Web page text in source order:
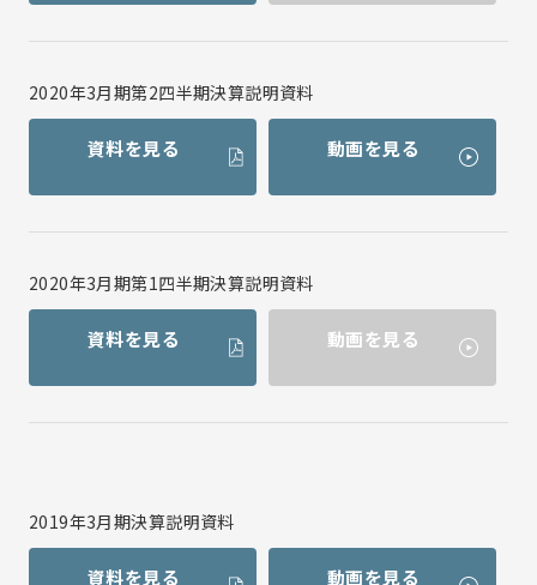
2020年3月期第2四半期決算説明資料
資料を見る 動画を見る
2020年3月期第1四半期決算説明資料
資料を見る 動画を見る
2019年3月期決算説明資料
資料を見る 動画を見る